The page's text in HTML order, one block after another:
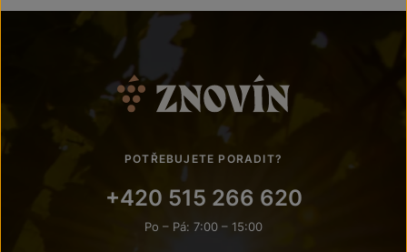
POTŘEBUJETE PORADIT?
+420 515 266 620
Po – Pá: 7:00 – 15:00